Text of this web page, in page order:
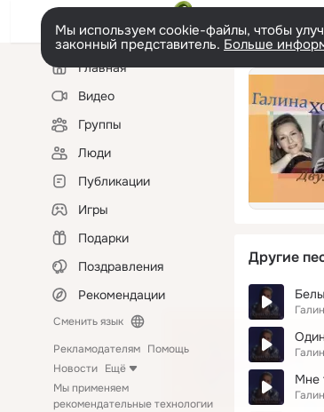
Мы используем cookie-файлы, чтобы
законный представитель. Больше
Левая
колонкаГлавная
Видео
Группы
Люди
Публикации
Игры
Подарки
Поздравления
Рекомендации
Сменить язык
Рекламодателям Помощь
Новости Ещё
Мы применяем
рекомендательные технологии
Другие
Мне